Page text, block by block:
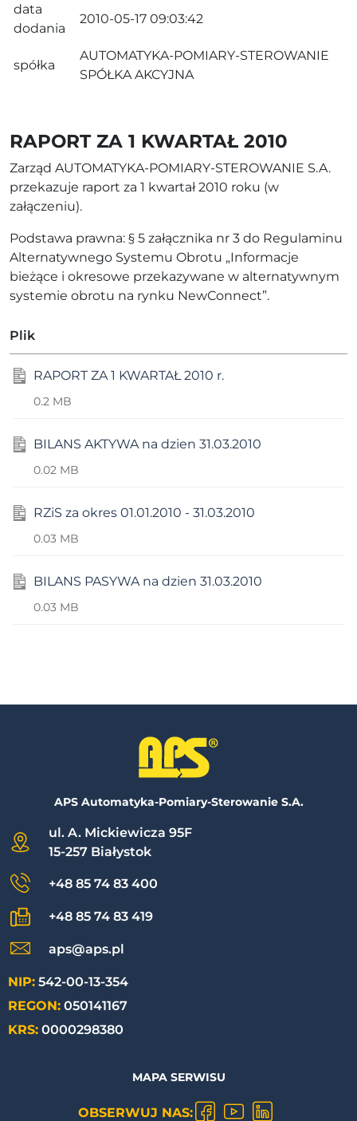
data
dodania
2010-05-17 09:03:42
spółka
AUTOMATYKA-POMIARY-STEROWANIE
SPÓŁKA AKCYJNA
RAPORT ZA 1 KWARTAŁ 2010
Zarząd AUTOMATYKA-POMIARY-STEROWANIE S.A.
przekazuje raport za 1 kwartał 2010 roku (w
załączeniu).
Podstawa prawna: § 5 załącznika nr 3 do Regulaminu
Alternatywnego Systemu Obrotu „Informacje
bieżące i okresowe przekazywane w alternatywnym
systemie obrotu na rynku NewConnect”.
Plik
RAPORT ZA 1 KWARTAŁ 2010 r.
0.2 MB
BILANS AKTYWA na dzien 31.03.2010
0.02 MB
RZiS za okres 01.01.2010 - 31.03.2010
0.03 MB
BILANS PASYWA na dzien 31.03.2010
0.03 MB
APS Automatyka-Pomiary-Sterowanie S.A.
ul. A. Mickiewicza 95F
15-257 Białystok
+48 85 74 83 400
+48 85 74 83 419
aps@aps.pl
NIP: 542-00-13-354
REGON: 050141167
KRS: 0000298380
MAPA SERWISU
OBSERWUJ NAS: